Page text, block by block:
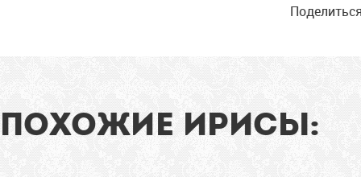
ПОХОЖИЕ ИРИСЫ: